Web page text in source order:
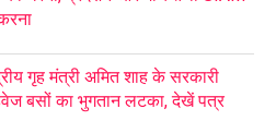
गृह मंत्री अमित शाह के सरकारी
बसों का भुगतान लटका, देखें पत्र